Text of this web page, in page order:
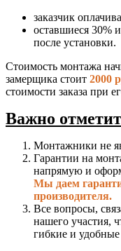
заказчик
оставшиеся 30%
после установки.
Стоимость монтажа
замерщика стоит 2000
стоимости заказа при
Важно
Монтажники не
Гарантии на
напрямую и
Мы даем
производителя.
Все вопросы,
нашего участия,
гибкие и удобные